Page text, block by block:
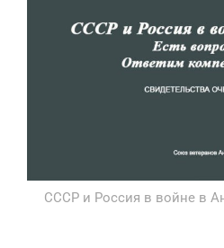
СССР и Россия в войне в